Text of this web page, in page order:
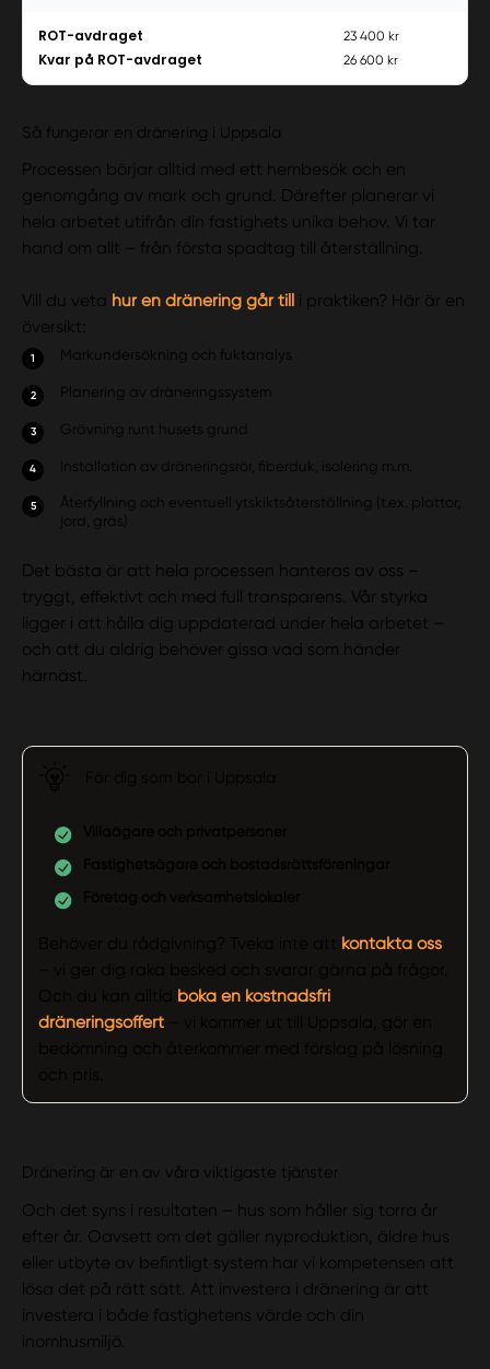
ROT-avdraget 23 400 kr
Kvar på ROT-avdraget 26 600 kr
Så fungerar en dränering i Uppsala
Processen börjar alltid med ett hembesök och en
genomgång av mark och grund. Därefter planerar vi
hela arbetet utifrån din fastighets unika behov. Vi tar
hand om allt – från första spadtag till återställning.
Vill du veta hur en dränering går till
i praktiken? Här är en
översikt:
Markundersökning och fuktanalys
Planering av dräneringssystem
Grävning runt husets grund
Installation av dräneringsrör, fiberduk, isolering m.m.
Återfyllning och eventuell ytskiktsåterställning (t.ex. plattor,
jord, gräs)
Det bästa är att hela processen hanteras av oss –
tryggt, effektivt och med full transparens. Vår styrka
ligger i att hålla dig uppdaterad under hela arbetet –
och att du aldrig behöver gissa vad som händer
härnäst.
kontakta oss
boka en kostnadsfri
dräneringsoffert– vi kommer ut till Uppsala, gör en
Dränering är en av våra viktigaste tjänster
Och det syns i resultaten – hus som håller sig torra år
efter år. Oavsett om det gäller nyproduktion, äldre hus
eller utbyte av befintligt system har vi kompetensen att
lösa det på rätt sätt. Att investera i dränering är att
investera i både fastighetens värde och din
inomhusmiljö.